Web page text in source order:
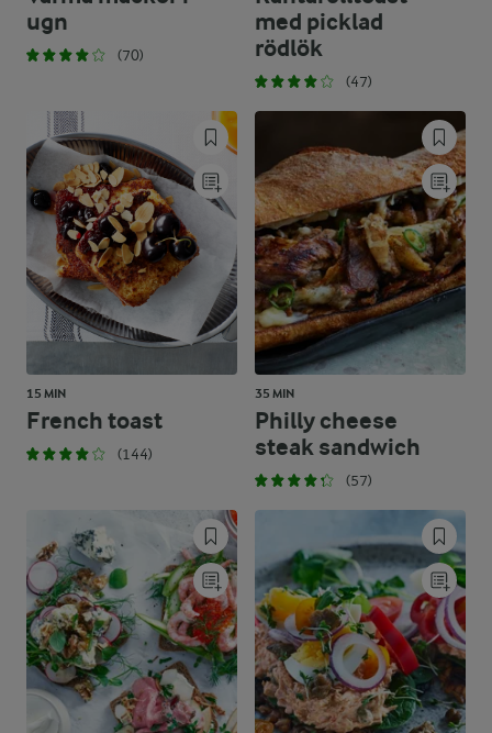
ugn
(70)
med picklad
rödlök
(47)
15 MIN
French toast
(144)
35 MIN
Philly cheese
steak sandwich
(57)